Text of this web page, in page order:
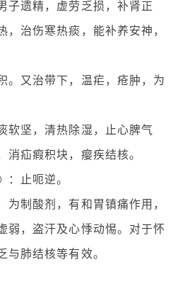
子遗精，虚劳乏损，补肾正
，治伤寒热痰，能补养安神，
。又治带下，温疟，疮肿，为
软坚，清热除湿，止心脾气
消疝瘕积块，瘿疾结核。
：止呃逆。
为制酸剂，有和胃镇痛作用，
弱，盗汗及心悸动惕。对于怀
与肺结核等有效。